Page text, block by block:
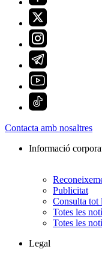
Contacta amb nosaltres
Informació
Publicitat
Consulta tot
Totes les
Totes les
Legal